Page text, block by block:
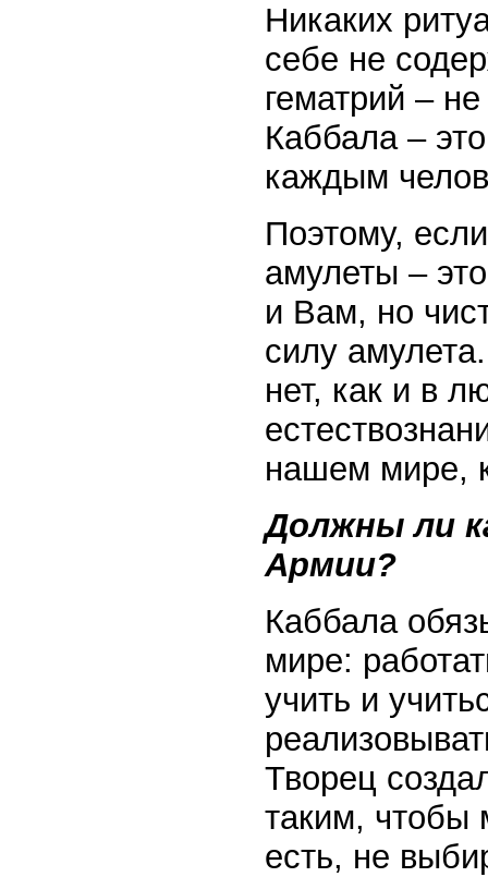
Никаких
себе не
гематрий –
Каббала –
каждым
Поэтому,
амулеты –
и Вам, но
силу
нет, как и в
нашем мире,
Должны ли
Армии?
Каббала
мире:
учить и
Творец
таким, чтобы
есть, не